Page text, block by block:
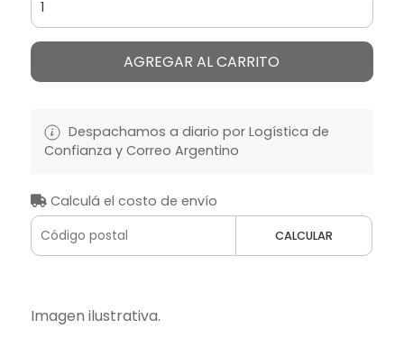
AGREGAR AL CARRITO
Despachamos a diario por Logística de
Confianza y Correo Argentino
Calculá el costo de envío
CALCULAR
Imagen ilustrativa.